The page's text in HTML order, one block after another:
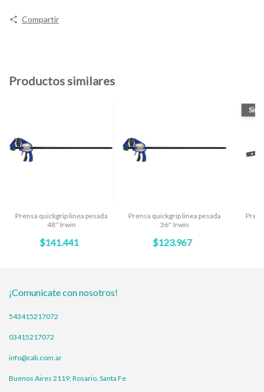
Compartir
Productos similares
Prensa quickgrip linea pesada
48'' Irwin
$141.441
Prensa quickgrip linea pesada
36'' Irwin
$123.967
Sin
¡Comunicate con nosotros!
543415217072
03415217072
info@cab.com.ar
Buenos Aires 2119, Rosario, Santa Fe